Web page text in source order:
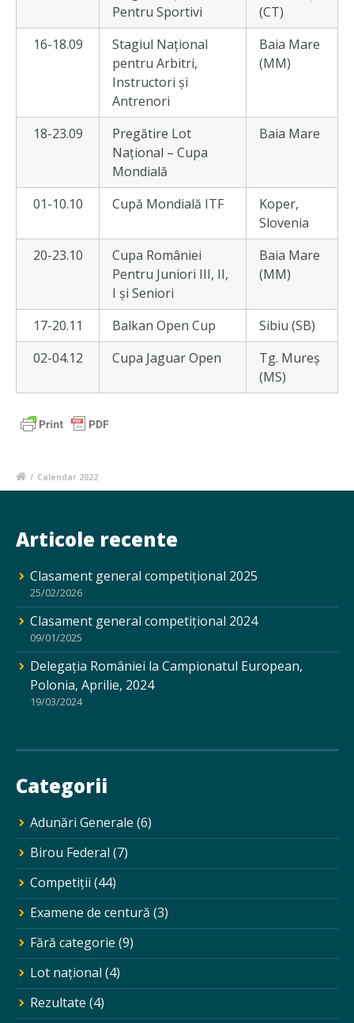
Pentru Sportivi
(CT)
16-18.09
Stagiul Național
pentru Arbitri,
Instructori și
Antrenori
Baia Mare
(MM)
18-23.09
Pregătire Lot
Național – Cupa
Mondială
Baia Mare
01-10.10 Cupă Mondială ITF
Koper,
Slovenia
20-23.10
Cupa României
Pentru Juniori III, II,
I și Seniori
Baia Mare
(MM)
17-20.11 Balkan Open Cup
Sibiu (SB)
02-04.12
Cupa Jaguar Open
Tg. Mureș
(MS)
/ Calendar 2022
Articole recente
Clasament general competițional 2025
25/02/2026
Clasament general competițional 2024
09/01/2025
Delegația României la Campionatul European,
Polonia, Aprilie, 2024
19/03/2024
Categorii
Adunări Generale (6)
Birou Federal (7)
Competiții (44)
Examene de centură (3)
Fără categorie (9)
Lot național (4)
Rezultate (4)